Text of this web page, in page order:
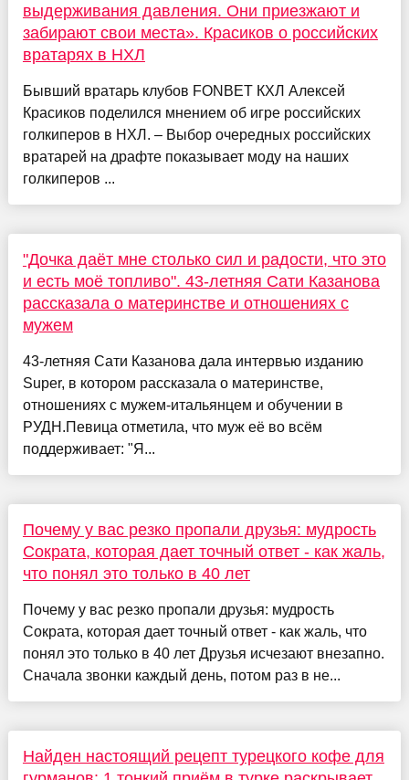
выдерживания давления. Они приезжают и
забирают свои места». Красиков о российских
вратарях в НХЛ
Бывший вратарь клубов FONBET КХЛ Алексей
Красиков поделился мнением об игре российских
голкиперов в НХЛ. – Выбор очередных российских
вратарей на драфте показывает моду на наших
голкиперов ...
"Дочка даёт мне столько сил и радости, что это
и есть моё топливо". 43-летняя Сати Казанова
рассказала о материнстве и отношениях с
мужем
43-летняя Сати Казанова дала интервью изданию
Super, в котором рассказала о материнстве,
отношениях с мужем-итальянцем и обучении в
РУДН.Певица отметила, что муж её во всём
поддерживает: "Я...
Почему у вас резко пропали друзья: мудрость
Сократа, которая дает точный ответ - как жаль,
что понял это только в 40 лет
Почему у вас резко пропали друзья: мудрость
Сократа, которая дает точный ответ - как жаль, что
понял это только в 40 лет Друзья исчезают внезапно.
Сначала звонки каждый день, потом раз в не...
Найден настоящий рецепт турецкого кофе для